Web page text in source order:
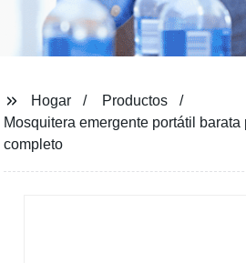
Hogar
Productos
Mosquitera emergente portátil
completo